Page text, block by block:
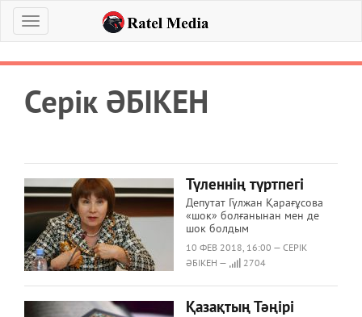
Меню
Серік ӘБІКЕН
Түленнің түртпегі
Депутат Гүлжан Қарағұсова
«шок» болғанынан мен де
шок болдым
10 ФЕВ 2018, 16:00 — СЕРІК
ӘБІКЕН —
2704
Қазақтың Тәңірі